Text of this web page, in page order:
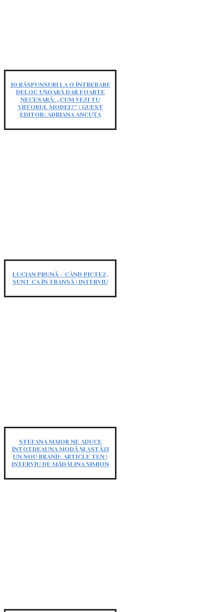
10 RĂSPUNSURI LA O ÎNTREBARE
DELOC UȘOARĂ DAR FOARTE
NECESARĂ: „CUM VEZI TU
VIITORUL MODEI?” | GUEST
EDITOR: ADRIANA ANCUȚA
LUCIAN PRUNĂ – CÂND PICTEZ,
SUNT CA ÎN TRANSĂ | INTERVIU
STEFANA MAIOR NE ADUCE
ÎNTOTDEAUNA MODĂ ȘI ASTĂZI
UN NOU BRAND: ARTICLE TEN |
INTERVIU DE MĂDĂLINA SIMION